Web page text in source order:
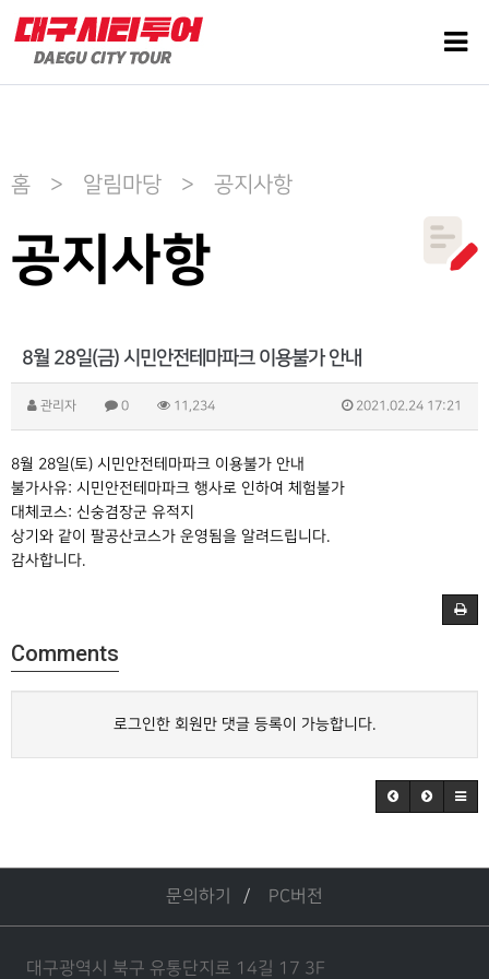
홈 > 알림마당 > 공지사항
공지사항
8월 28일(금) 시민안전테마파크 이용불가 안내
관리자 0 11,234 2021.02.24 17:21
8월 28일(토) 시민안전테마파크 이용불가 안내
불가사유: 시민안전테마파크 행사로 인하여 체험불가
대체코스: 신숭겸장군 유적지
상기와 같이 팔공산코스가 운영됨을 알려드립니다.
감사합니다.
Comments
로그인한 회원만 댓글 등록이 가능합니다.
문의하기 PC버전
대구광역시 북구 유통단지로 14길 17 3F